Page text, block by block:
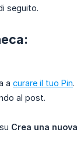
seguito.
a curare il tuo Pin.
al post.
Crea una nuova